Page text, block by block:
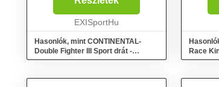
Univerzális, alkalmas
sportoláshoz és városi keré...
EXISportHu
Hasonlók, mint CONTINENTAL-
Double Fighter III Sport drát -
27.5x2.0 Fekete
Race
26x2,2